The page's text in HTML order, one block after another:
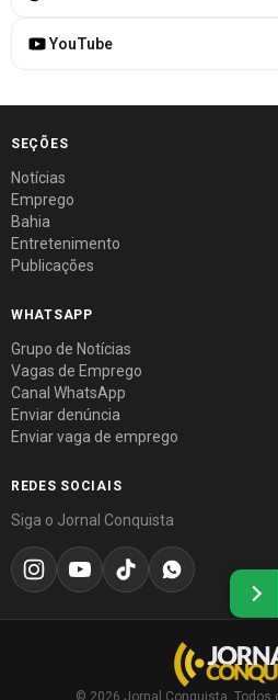
YouTube
SEÇÕES
Notícias
Emprego
Bahia
Entretenimento
Publicações
WHATSAPP
Grupo de Notícias
Vagas de Emprego
Canal WhatsApp
Enviar denúncia
Enviar vaga de emprego
REDES SOCIAIS
Siga o Jornal Conquista
© 2026 Jornal Conquista. Todos